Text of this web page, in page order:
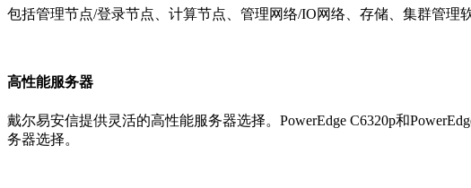
包括管理节点/登录节点、计算节点、管理网络/IO网络、存储、集群管理
高性能服务器
戴尔易安信提供灵活的高性能服务器选择。PowerEdge C6320p和
务器选择。